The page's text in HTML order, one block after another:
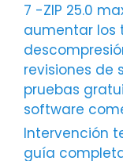
7 -ZIP 25.0
aumentar los
revisiones de
pruebas
software
Intervención
guía